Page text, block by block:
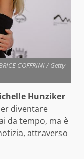
COFFRINI / Getty
Hunziker
diventare
da tempo, ma è
attraverso